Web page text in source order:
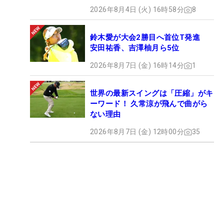
2026年8月4日 (火) 16時58分 8
鈴木愛が大会2勝目へ首位T発進
安田祐香、吉澤柚月ら5位
2026年8月7日 (金) 16時14分 1
世界の最新スイングは「圧縮」がキ
ーワード！ 久常涼が飛んで曲がら
ない理由
2026年8月7日 (金) 12時00分 35